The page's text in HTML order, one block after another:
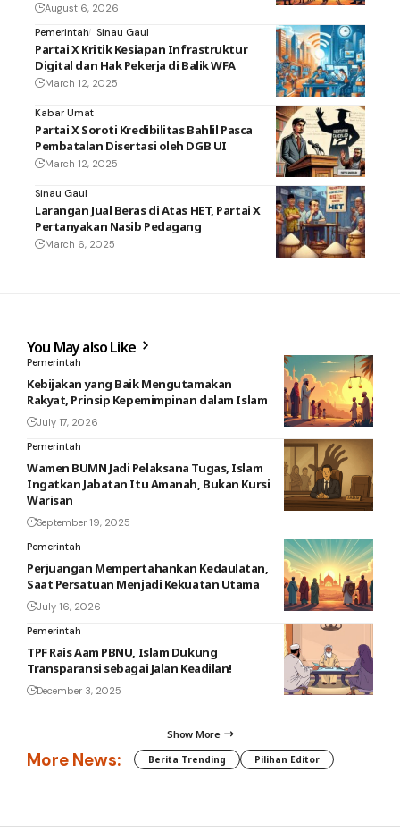
August 6, 2026
Pemerintah
Sinau Gaul
Partai X Kritik Kesiapan Infrastruktur
Digital dan Hak Pekerja di Balik WFA
March 12, 2025
Kabar Umat
Partai X Soroti Kredibilitas Bahlil Pasca
Pembatalan Disertasi oleh DGB UI
March 12, 2025
Sinau Gaul
Larangan Jual Beras di Atas HET, Partai X
Pertanyakan Nasib Pedagang
March 6, 2025
You May also Like
Pemerintah
Kebijakan yang Baik Mengutamakan
Rakyat, Prinsip Kepemimpinan dalam Islam
July 17, 2026
Pemerintah
Wamen BUMN Jadi Pelaksana Tugas, Islam
Ingatkan Jabatan Itu Amanah, Bukan Kursi
Warisan
September 19, 2025
Pemerintah
Perjuangan Mempertahankan Kedaulatan,
Saat Persatuan Menjadi Kekuatan Utama
July 16, 2026
Pemerintah
TPF Rais Aam PBNU, Islam Dukung
Transparansi sebagai Jalan Keadilan!
December 3, 2025
Show More
More News: Berita Trending Pilihan Editor